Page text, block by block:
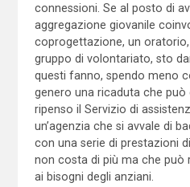
connessioni. Se al posto di
aggregazione giovanile
coprogettazione, un
gruppo di volontariato, sto
questi fanno, spendo meno
genero una ricaduta che può
ripenso il Servizio di
un’agenzia che si avvale di
con una serie di prestazioni
non costa di più ma che può
ai bisogni degli anziani.